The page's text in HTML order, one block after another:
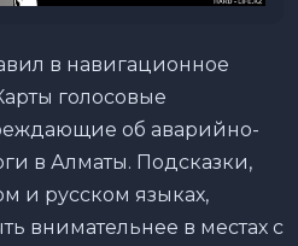
в навигационное
голосовые
об аварийно-
в Алматы. Подсказки,
и русском языках,
внимательнее в местах с